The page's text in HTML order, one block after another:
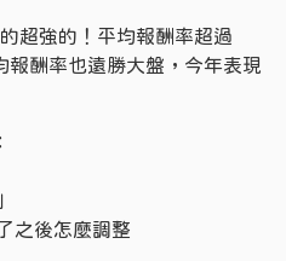
超強的！平均報酬率超過
酬率也遠勝大盤，今年表現
之後怎麼調整